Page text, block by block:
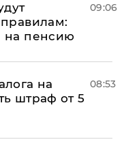
на пенсию
09:06
на
штраф от 5
08:53